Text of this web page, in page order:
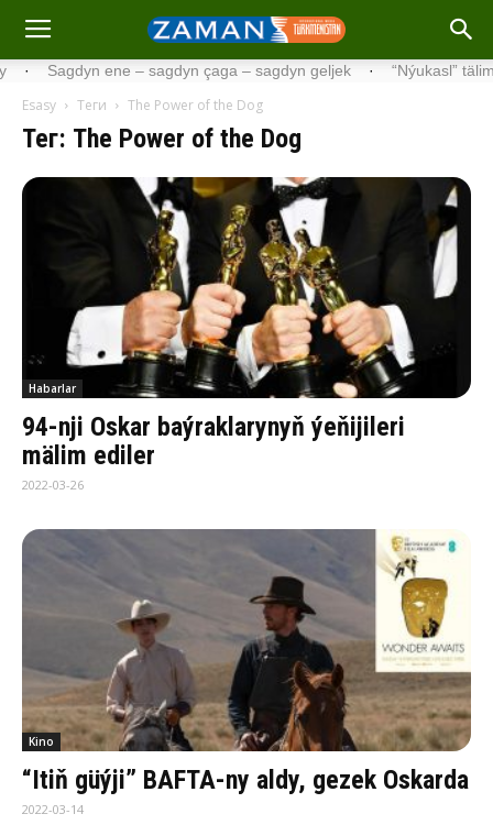
ene – sagdyn çaga – sagdyn geljek · “Nýukasl” tälimçisini
Esasy Теги The Power of the Dog
Тег: The Power of the Dog
Habarlar
94-nji Oskar baýraklarynyň ýeňijileri
mälim ediler
2022-03-26
Kino
“Itiň güýji” BAFTA-ny aldy, gezek Oskarda
2022-03-14